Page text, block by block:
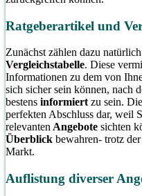
Ratgeberartikel und
Zunächst zählen dazu
Vergleichstabelle. Diese
Informationen zu dem von
sich sicher sein können, nach
bestens informiert zu sein.
perfekten Abschluss dar, weil
relevanten Angebote sichten
Überblick bewahren- trotz
Markt.
Auflistung diverser